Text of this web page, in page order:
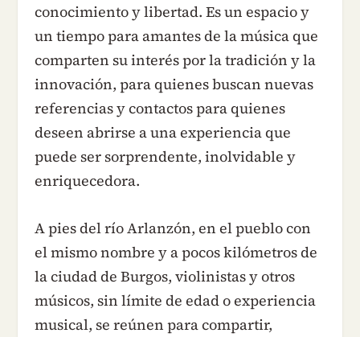
conocimiento y libertad. Es un espacio y
un tiempo para amantes de la música que
comparten su interés por la tradición y la
innovación, para quienes buscan nuevas
referencias y contactos para quienes
deseen abrirse a una experiencia que
puede ser sorprendente, inolvidable y
enriquecedora.
A pies del río Arlanzón, en el pueblo con
el mismo nombre y a pocos kilómetros de
la ciudad de Burgos, violinistas y otros
músicos, sin límite de edad o experiencia
musical, se reúnen para compartir,